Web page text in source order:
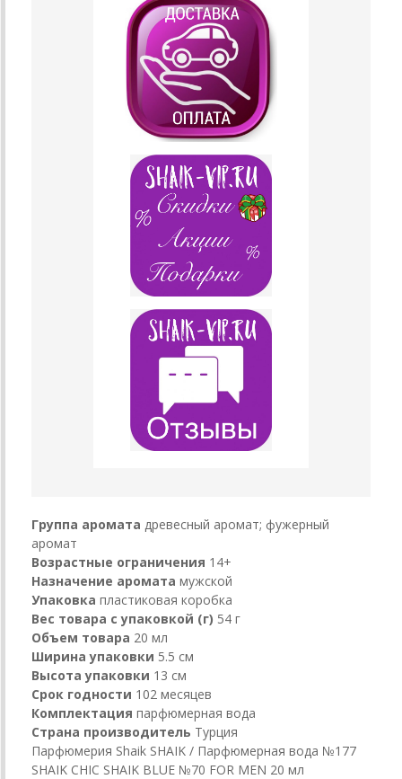
Группа аромата древесный аромат; фужерный
аромат
Возрастные ограничения 14+
Назначение аромата мужской
Упаковка пластиковая коробка
Вес товара с упаковкой (г) 54 г
Объем товара 20 мл
Ширина упаковки 5.5 см
Высота упаковки 13 см
Срок годности 102 месяцев
Комплектация парфюмерная вода
Страна производитель Турция
Парфюмерия Shaik SHAIK / Парфюмерная вода №177
SHAIK CHIC SHAIK BLUE №70 FOR MEN 20 мл